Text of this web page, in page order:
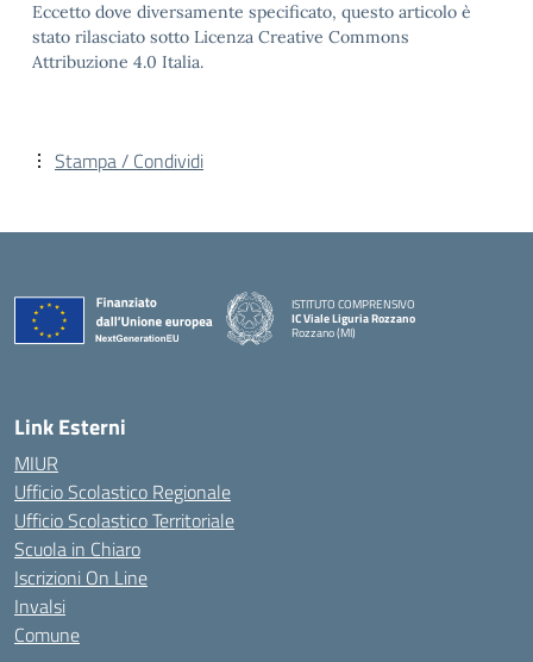
Eccetto dove diversamente specificato, questo articolo è
stato rilasciato sotto Licenza Creative Commons
Attribuzione 4.0 Italia.
Stampa / Condividi
ISTITUTO COMPRENSIVO
IC Viale Liguria Rozzano
Rozzano (MI)
Link Esterni
MIUR
Ufficio Scolastico Regionale
Ufficio Scolastico Territoriale
Scuola in Chiaro
Iscrizioni On Line
Invalsi
Comune